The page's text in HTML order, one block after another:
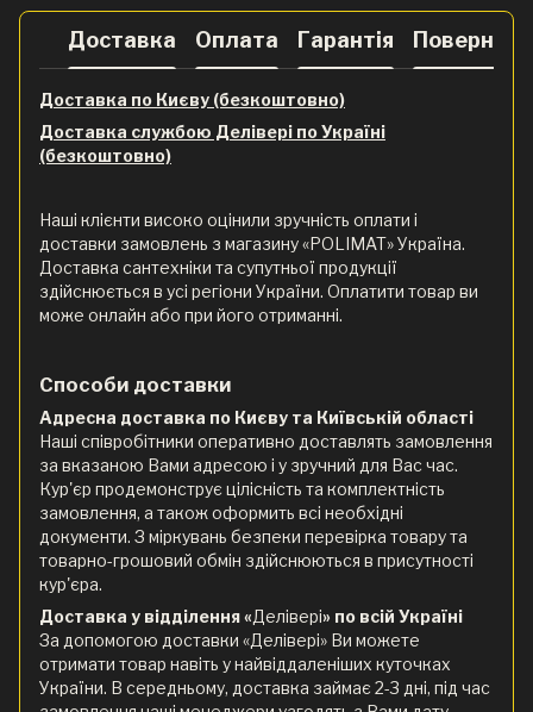
Доставка Оплата Гарантія
Доставка по Києву (безкоштовно)
Доставка службою Делівері по Україні
(безкоштовно)
Наші клієнти високо оцінили зручність оплати і
доставки замовлень з магазину «POLIMAT» Україна.
Доставка сантехніки та супутньої продукції
здійснюється в усі регіони України. Оплатити товар ви
може онлайн або при його отриманні.
Способи доставки
Адресна доставка по Києву та Київській області
Наші співробітники оперативно доставлять замовлення
за вказаною Вами адресою і у зручний для Вас час.
Кур'єр продемонструє цілісність та комплектність
замовлення, а також оформить всі необхідні
документи. З міркувань безпеки перевірка товару та
товарно-грошовий обмін здійснюються в присутності
кур'єра.
Доставка у відділення «Делівері» по всій Україні
За допомогою доставки «Делівері» Ви можете
отримати товар навіть у найвіддаленіших куточках
України. В середньому, доставка займає 2-3 дні, під час